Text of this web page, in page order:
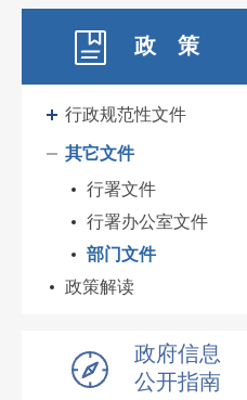
政 策
行政规范性文件
其它文件
行署文件
行署办公室文件
部门文件
政策解读
政府信息
公开指南